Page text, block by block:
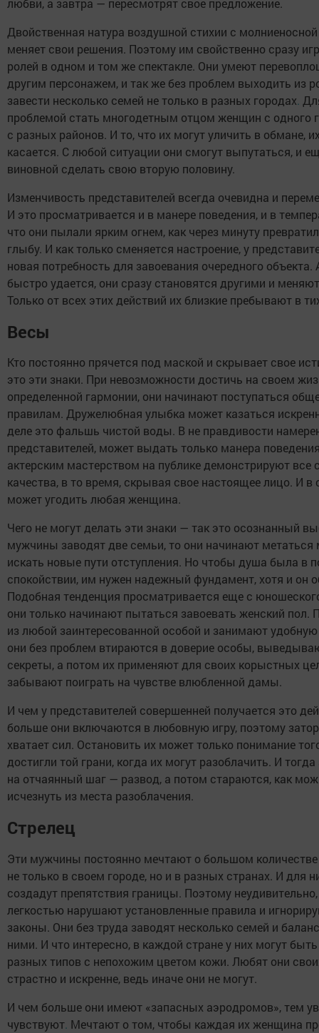
Двойственная натура воздушной стихии с
меняет свои решения. Поэтому им свойственно сразу
ролей в одном и том же спектакле. Они умеют
другим персонажем, и так же без проблем выходить из
завести несколько семей не только в разных городах.
проблемой стать многодетным отцом женщин с одного
с разных районов. И то, что их могут уличить в обмане,
касается. С любой ситуации они смогут выпутаться, и
виновной сделать свою вторую половину.
Изменчивость представителей всегда очевидна и
И это просматривается и в манере поведения, и в
что они пылали ярким огнем, как через минуту
глыбу. И как только сменяется настроение, у
новая потребность для завоевания очередного объекта.
быстро удается, они сразу становятся другими и
Только от всех этих действий их близкие пребывают в
Весы
Кто постоянно прячется под маской и скрывает свое
это эти знаки. При невозможности достичь на своем
определенной гармонии, они начинают поступаться
правилам. Дружелюбная улыбка может казаться
деле это фальшь чистой воды. В не правдивости
представителей, может выдать только манера
актерским мастерством на публике демонстрируют все
качества, в то время, скрывая свое настоящее лицо. И в
может угодить любая женщина.
Чего не могут делать эти знаки — так это осознанный
мужчины заводят две семьи, то они начинают
искать новые пути отступления. Но чтобы душа была в
спокойствии, им нужен надежный фундамент, хотя и он
Подобная тенденция просматривается еще с
они только начинают пытаться завоевать женский пол.
из любой заинтересованной особой и занимают
они без проблем втираются в доверие особы,
секреты, а потом их применяют для своих корыстных
забывают поиграть на чувстве влюбленной дамы.
И чем у представителей совершенней получается это
больше они включаются в любовную игру, поэтому
хватает сил. Остановить их может только понимание
достигли той грани, когда их могут разоблачить. И
на отчаянный шаг — развод, а потом стараются, как
исчезнуть из места разоблачения.
Стрелец
Эти мужчины постоянно мечтают о большом
не только в своем городе, но и в разных странах. И для
создадут препятствия границы. Поэтому
легкостью нарушают установленные правила и
законы. Они без труда заводят несколько семей и
ними. И что интересно, в каждой стране у них могут
разных типов с непохожим цветом кожи. Любят они
страстно и искренне, ведь иначе они не могут.
И чем больше они имеют «запасных аэродромов», тем
чувствуют. Мечтают о том, чтобы каждая их женщина